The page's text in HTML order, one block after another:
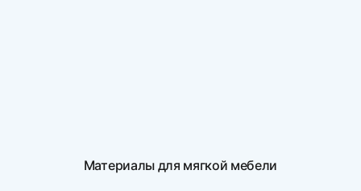
Материалы для мягкой мебели